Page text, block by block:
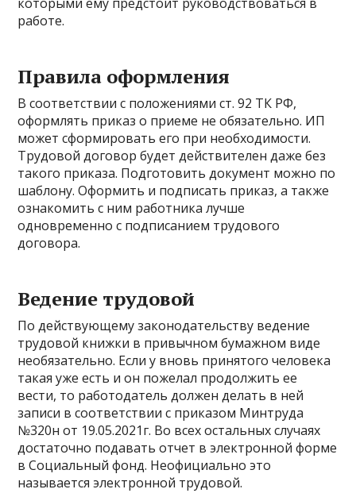
работе.
Правила оформления
В соответствии с положениями ст. 92 ТК РФ,
оформлять приказ о приеме не обязательно. ИП
может сформировать его при необходимости.
Трудовой договор будет действителен даже без
такого приказа. Подготовить документ можно по
шаблону. Оформить и подписать приказ, а также
ознакомить с ним работника лучше
одновременно с подписанием трудового
договора.
Ведение трудовой
По действующему законодательству ведение
трудовой книжки в привычном бумажном виде
необязательно. Если у вновь принятого человека
такая уже есть и он пожелал продолжить ее
вести, то работодатель должен делать в ней
записи в соответствии с приказом Минтруда
№320н от 19.05.2021г. Во всех остальных случаях
достаточно подавать отчет в электронной форме
в Социальный фонд. Неофициально это
называется электронной трудовой.